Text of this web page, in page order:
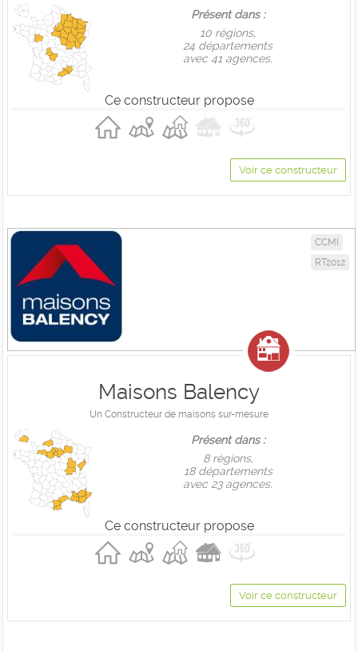
Présent dans :
10 règions,
24 départements
avec 41 agences.
Ce constructeur propose
Voir ce constructeur
CCMI
RT2012
Maisons Balency
Un Constructeur de maisons sur-mesure
Présent dans :
8 règions,
18 départements
avec 23 agences.
Ce constructeur propose
Voir ce constructeur